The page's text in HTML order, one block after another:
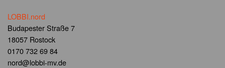
LOBBI.nord
Budapester Straße 7
18057 Rostock
0170 732 69 84
nord@lobbi-mv.de